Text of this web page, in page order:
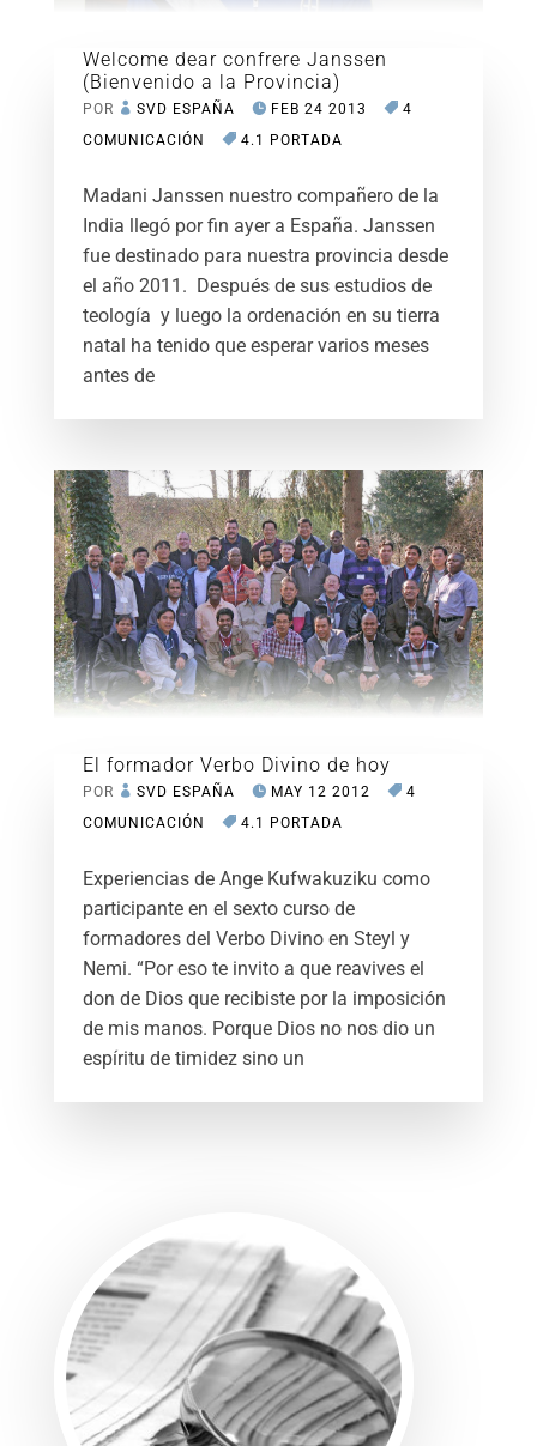
Welcome dear confrere Janssen
(Bienvenido a la Provincia)
POR SVD ESPAÑA FEB 24 2013
4
COMUNICACIÓN
4.1 PORTADA
Madani Janssen nuestro compañero de la
India llegó por fin ayer a España. Janssen
fue destinado para nuestra provincia desde
el año 2011. Después de sus estudios de
teología y luego la ordenación en su tierra
natal ha tenido que esperar varios meses
antes de
El formador Verbo Divino de hoy
POR SVD ESPAÑA MAY 12 2012
4
COMUNICACIÓN
4.1 PORTADA
Experiencias de Ange Kufwakuziku como
participante en el sexto curso de
formadores del Verbo Divino en Steyl y
Nemi. “Por eso te invito a que reavives el
don de Dios que recibiste por la imposición
de mis manos. Porque Dios no nos dio un
espíritu de timidez sino un